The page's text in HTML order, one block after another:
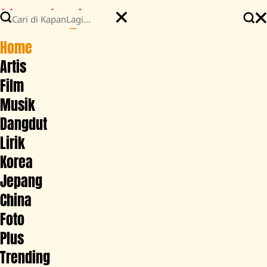
Home
Artis
Film
Musik
Dangdut
Lirik
Korea
Jepang
China
Foto
Plus
Trending